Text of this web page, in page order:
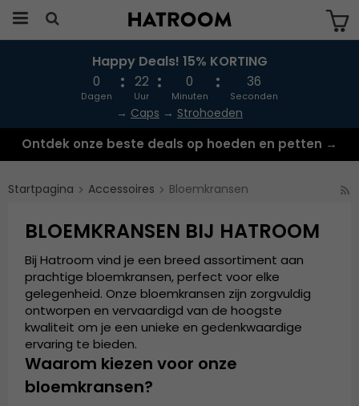
Produkten har blivit tillagd i varukorgen
Happy Deals! 15% KORTING
0
Dagen
22
Uur
0
Minuten
35
Seconden
→ Caps → Strohoeden
Ontdek onze beste deals op hoeden en petten →
Startpagina Accessoires Bloemkransen
BLOEMKRANSEN BIJ HATROOM
Bij Hatroom vind je een breed assortiment aan
prachtige bloemkransen, perfect voor elke
gelegenheid. Onze bloemkransen zijn zorgvuldig
ontworpen en vervaardigd van de hoogste
kwaliteit om je een unieke en gedenkwaardige
ervaring te bieden.
Waarom kiezen voor onze
bloemkransen?